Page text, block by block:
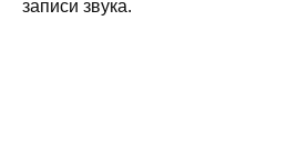
записи звука.